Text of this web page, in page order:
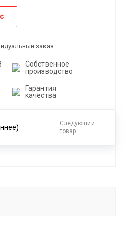
заказ
Собственное
производство
Гарантия
качества
Следующий
товар